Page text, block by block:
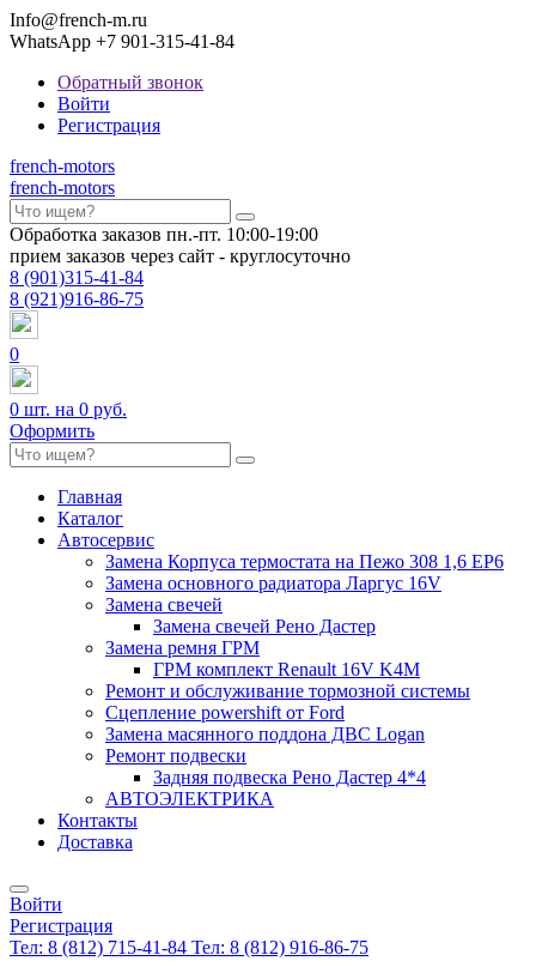
Info@french-m.ru
WhatsApp +7 901-315-41-84
Обратный звонок
Войти
Регистрация
french-motors
french-motors
Обработка заказов пн.-пт. 10:00-19:00
прием заказов через сайт - круглосуточно
8 (901)315-41-84
8 (921)916-86-75
0
0 шт. на 0 руб.
Оформить
Главная
Каталог
Автосервис
Замена Корпуса термостата на Пежо 308 1,6 EP6
Замена основного радиатора Ларгус 16V
Замена свечей
Замена свечей Рено Дастер
Замена ремня ГРМ
ГРМ комплект Renault 16V K4M
Ремонт и обслуживание тормозной системы
Сцепление powershift от Ford
Замена масянного поддона ДВС Logan
Ремонт подвески
Задняя подвеска Рено Дастер 4*4
АВТОЭЛЕКТРИКА
Контакты
Доставка
Войти
Регистрация
Тел: 8 (812) 715-41-84 Тел: 8 (812) 916-86-75